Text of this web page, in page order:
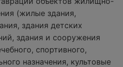
(жилые здания,
здания детских
здания и сооружения
спортивного,
назначения, культовые